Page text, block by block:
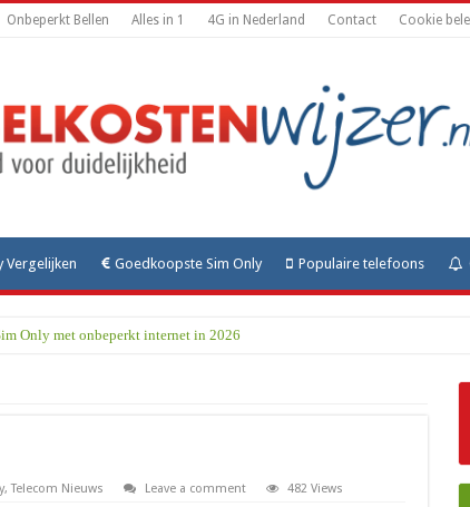
Onbeperkt Bellen Alles in 1 4G in Nederland Contact Cookie
Vergelijken Goedkoopste Sim Only Populaire telefoons
Only met onbeperkt internet in 2026
,Telecom Nieuws Leave a comment 482 Views